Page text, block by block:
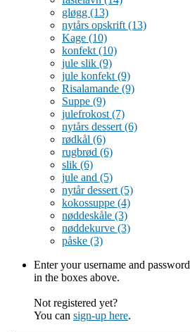
gløgg (13)
nytårs opskrift (13)
Kage (10)
konfekt (10)
jule slik (9)
jule konfekt (9)
Risalamande (9)
Suppe (9)
julefrokost (7)
nytårs dessert (6)
rødkål (6)
rugbrød (6)
slik (6)
jule and (5)
nytår dessert (5)
kokossuppe (4)
nøddeskåle (3)
nøddekurve (3)
påske (3)
Enter your username and password
in the boxes above.
Not registered yet?
You can sign-up here.